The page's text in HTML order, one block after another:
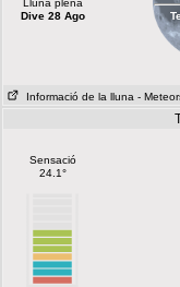
Lluna plena
Dive 28 Ago
Informació de la lluna -
Sensació
24.1°